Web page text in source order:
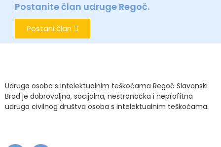
Postanite član udruge Regoč.
Postani član
Udruga osoba s intelektualnim teškoćama Regoč Slavonski
Brod je dobrovoljna, socijalna, nestranačka i neprofitna
udruga civilnog društva osoba s intelektualnim teškoćama.